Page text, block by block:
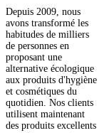
Depuis 2009, nous
avons transformé les
habitudes de milliers
de personnes en
proposant une
alternative écologique
aux produits d'hygiène
et cosmétiques du
quotidien. Nos clients
utilisent maintenant
des produits excellents